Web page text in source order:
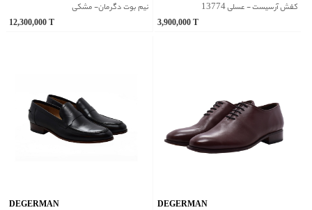
نیم بوت دگرمان- مشکی
12,300,000
کفش آرسیست - عسلی 13774
3,900,000
DEGERMAN DEGERMAN